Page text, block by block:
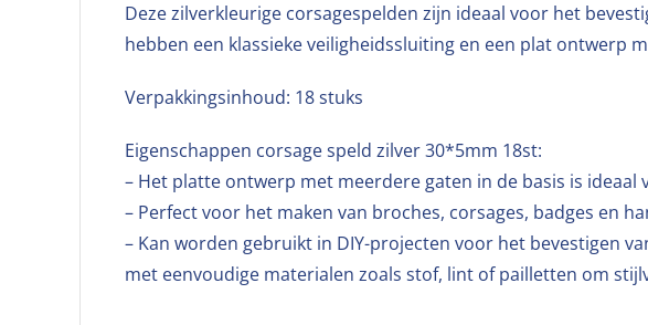
Deze zilverkleurige corsagespelden zijn ideaal voor het
hebben een klassieke veiligheidssluiting en een plat ontwerp
Verpakkingsinhoud: 18 stuks
Eigenschappen corsage speld zilver 30*5mm 18st:
– Het platte ontwerp met meerdere gaten in de basis is
– Perfect voor het maken van broches, corsages, badges en
– Kan worden gebruikt in DIY-projecten voor het bevestigen
met eenvoudige materialen zoals stof, lint of pailletten om